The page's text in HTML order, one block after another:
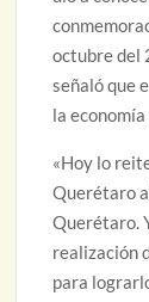
octubre del
señaló que
la
«Hoy lo
Querétaro
Querétaro.
realización
para